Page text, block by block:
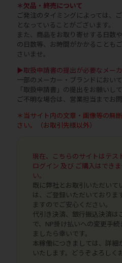
＊欠品・終売について
ご発注のタイミングによっては、
となっていることがございます。
また、商品をお取り寄せする日数
の日数等、お時間がかかることも
さいませ。
▶取扱申請書の提出が必要なメー
一部のメーカー・ブランドにおい
「取扱申請書」の提出をお願いして
ご不明な場合は、営業担当までお
＊当サイト内の文章・画像等の無
さい。（お取引先様以外）
現在、こちらのサイトはテス
ログイン 及び ご購入はでき
い。
既に弊社とお取引いただいて
は、ご登録いただいておりま
ますのでご安心ください。
代引き決済、銀行振込決済は
で、NP掛け払いへの変更手
ましたら幸いです。
本稼働につきましては、詳細
いたします。どうぞよろしく